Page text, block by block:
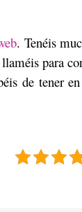
. Tenéis
para
de tener